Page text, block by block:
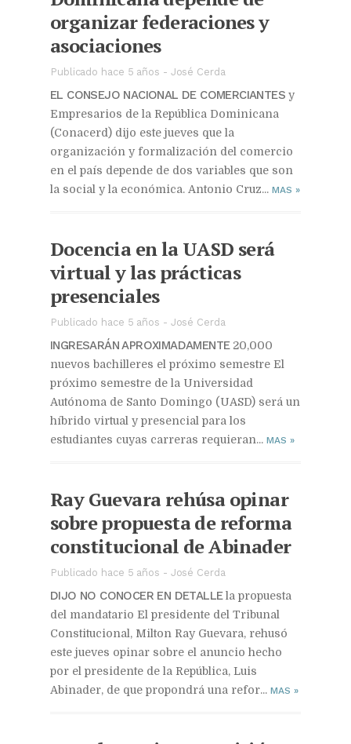
organizar federaciones y
asociaciones
Publicado hace 5 años - José Cerda
EL CONSEJO NACIONAL DE COMERCIANTES y
Empresarios de la República Dominicana
(Conacerd) dijo este jueves que la
organización y formalización del comercio
en el país depende de dos variables que son
la social y la económica. Antonio Cruz... MAS »
Docencia en la UASD será
virtual y las prácticas
presenciales
Publicado hace 5 años - José Cerda
INGRESARÁN APROXIMADAMENTE20,000
nuevos bachilleres el próximo semestre El
próximo semestre de la Universidad
Autónoma de Santo Domingo (UASD) será un
híbrido virtual y presencial para los
estudiantes cuyas carreras requieran... MAS »
Ray Guevara rehúsa opinar
sobre propuesta de reforma
constitucional de Abinader
Publicado hace 5 años - José Cerda
DIJO NO CONOCER EN DETALLEla propuesta
del mandatario El presidente del Tribunal
Constitucional, Milton Ray Guevara, rehusó
este jueves opinar sobre el anuncio hecho
por el presidente de la República, Luis
Abinader, de que propondrá una refor... MAS »